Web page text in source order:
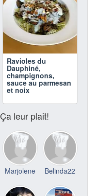
Ravioles du
Dauphiné,
champignons,
sauce au parmesan
et noix
Ça leur plait!
Marjolene Belinda22